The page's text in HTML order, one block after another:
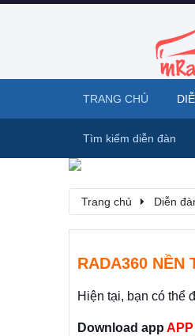
Trang chủ Diễn
RADA360 NỀN
Hiện tại, bạn có thể
Download app APP
TRANG CHỦ
Tìm kiếm diễn đàn